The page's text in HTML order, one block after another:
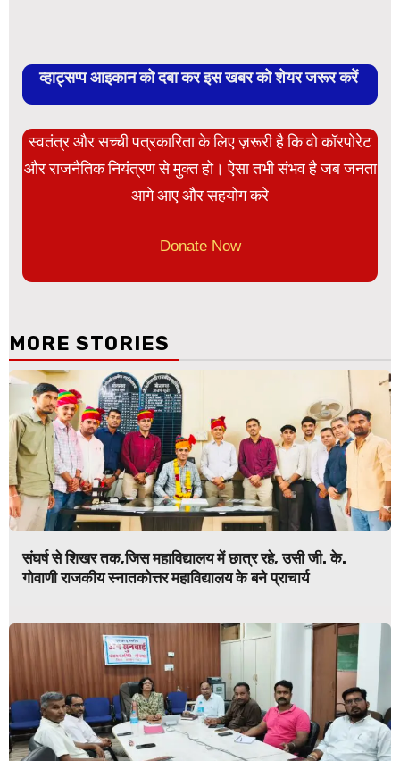
व्हाट्सप्प आइकान को दबा कर इस खबर को शेयर जरूर करें
स्वतंत्र और सच्ची पत्रकारिता के लिए ज़रूरी है कि वो कॉरपोरेट
और राजनैतिक नियंत्रण से मुक्त हो। ऐसा तभी संभव है जब जनता
आगे आए और सहयोग करे
Donate Now
MORE STORIES
संघर्ष से शिखर तक,जिस महाविद्यालय में छात्र रहे, उसी जी. के.
गोवाणी राजकीय स्नातकोत्तर महाविद्यालय के बने प्राचार्य